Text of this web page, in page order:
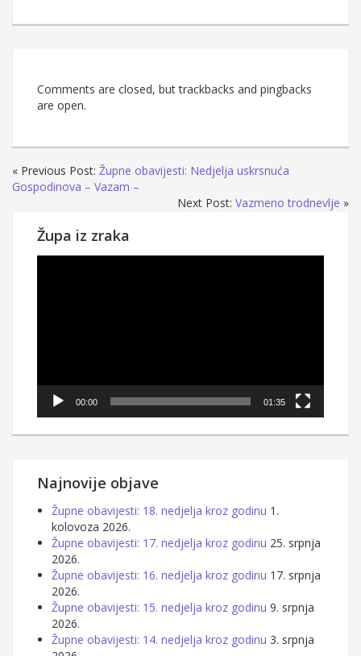
Comments are closed, but trackbacks and pingbacks
are open.
« Previous Post: Župne obavijesti: Nedjelja uskrsnuća
Gospodinova – Vazam –
Next Post: Vazmeno trodnevlje »
Župa iz zraka
00:00 01:35
Najnovije objave
Župne obavijesti: 18. nedjelja kroz godinu 1.
kolovoza 2026.
Župne obavijesti: 17. nedjelja kroz godinu 25. srpnja
2026.
Župne obavijesti: 16. nedjelja kroz godinu 17. srpnja
2026.
Župne obavijesti: 15. nedjelja kroz godinu 9. srpnja
2026.
Župne obavijesti: 14. nedjelja kroz godinu 3. srpnja